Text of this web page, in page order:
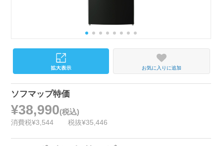
お気に入りに追加
ソフマップ特価
¥38,990(税込)
消費税¥3,544 税抜¥35,446